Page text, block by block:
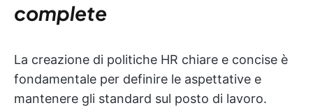
complete
La creazione di politiche HR chiare e concise è
fondamentale per definire le aspettative e
mantenere gli standard sul posto di lavoro.